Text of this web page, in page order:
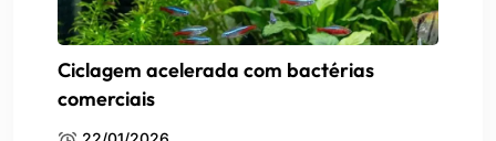
Ciclagem acelerada com bactérias
comerciais